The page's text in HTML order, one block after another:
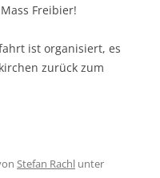
Freibier!
ist organisiert, es
zurück zum
Stefan Rachl unter